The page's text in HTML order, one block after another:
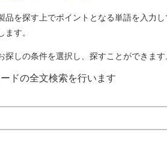
を探す上でポイントとなる単語を入力し
す。
しの条件を選択し、探すことができます
ドの全文検索を行います